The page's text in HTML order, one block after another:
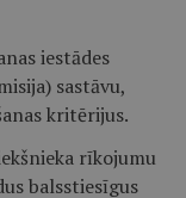
iestādes
sastāvu,
kritērijus.
rīkojumu
balsstiesīgus